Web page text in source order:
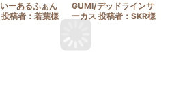
ーあるふぁん
投稿者：若葉様
GUMI/デッドラインサ
ーカス 投稿者：SKR様